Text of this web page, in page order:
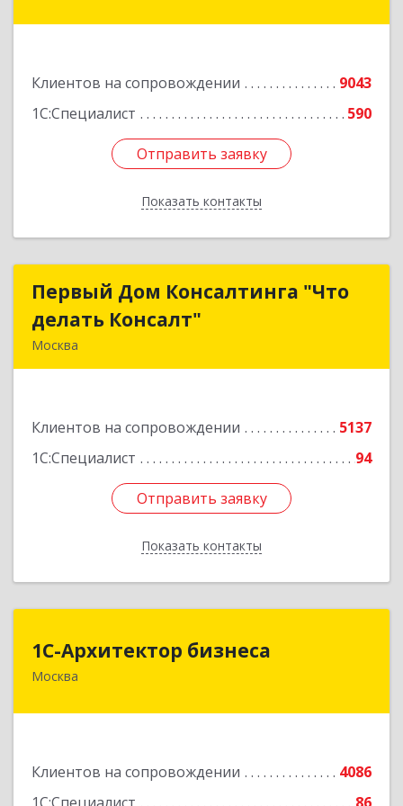
Клиентов на сопровождении
9043
1С:Специалист
590
Отправить заявку
Показать контакты
Отправить заявку
Назад
Первый Дом Консалтинга "Что
делать Консалт"
Москва
Клиентов на сопровождении
5137
1С:Специалист
94
Отправить заявку
Показать контакты
Первый Дом Консалтинга "Что
Отправить заявку
Назад
1С-Архитектор бизнеса
Москва
Клиентов на сопровождении
4086
1С-Архитектор бизнеса
115114, Москва г, Кожевнический 2-й пер, дом